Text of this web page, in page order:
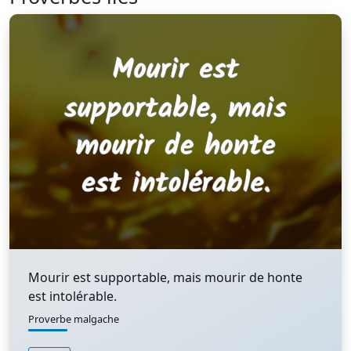
Mourir est supportable, mais mourir de honte
est intolérable.
Proverbe malgache